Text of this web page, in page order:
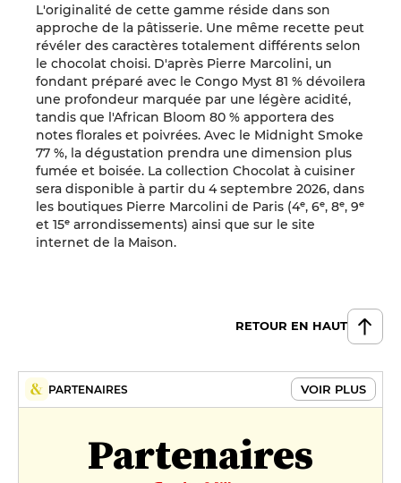
L'originalité de cette gamme réside dans son
approche de la pâtisserie. Une même recette peut
révéler des caractères totalement différents selon
le chocolat choisi. D'après Pierre Marcolini, un
fondant préparé avec le Congo Myst 81 % dévoilera
une profondeur marquée par une légère acidité,
tandis que l'African Bloom 80 % apportera des
notes florales et poivrées. Avec le Midnight Smoke
77 %, la dégustation prendra une dimension plus
fumée et boisée. La collection Chocolat à cuisiner
sera disponible à partir du 4 septembre 2026, dans
les boutiques Pierre Marcolini de Paris (4ᵉ, 6ᵉ, 8ᵉ, 9ᵉ
et 15ᵉ arrondissements) ainsi que sur le site
internet de la Maison.
RETOUR EN HAUT
PARTENAIRES VOIR PLUS
Partenaires